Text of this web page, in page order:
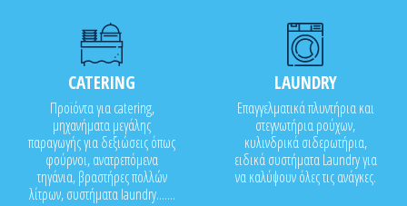
CATERING
Προϊόντα για catering,
μηχανήματα μεγάλης
παραγωγής για δεξιώσεις όπως
φούρνοι, ανατρεπόμενα
τηγάνια, βραστήρες πολλών
λίτρων, συστήματα laundry.......
LAUNDRY
Επαγγελματικά πλυντήρια και
στεγνωτήρια ρούχων,
κυλινδρικά σιδερωτήρια,
ειδικά συστήματα Laundry για
να καλύψουν όλες τις ανάγκες.